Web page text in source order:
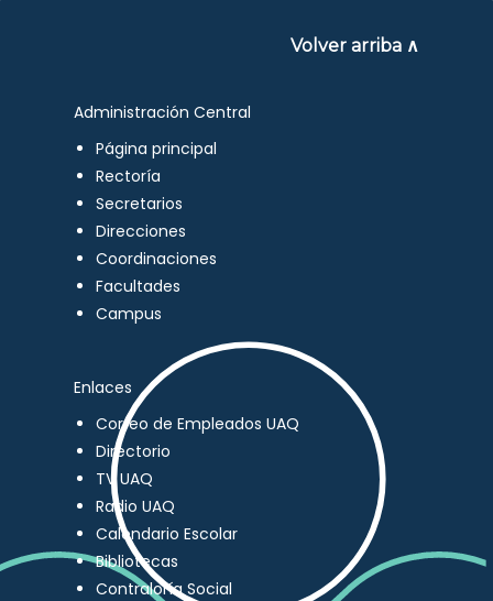
Volver arriba ∧
Administración Central
Página principal
Rectoría
Secretarios
Direcciones
Coordinaciones
Facultades
Campus
Enlaces
Correo de Empleados UAQ
Directorio
TV UAQ
Radio UAQ
Calendario Escolar
Bibliotecas
Contraloría Social